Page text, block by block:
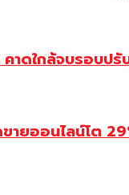
าดใกล้จบรอบปรั
ออนไลน์โต